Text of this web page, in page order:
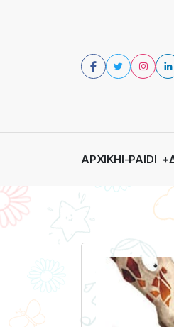
ΑΡΧΙΚΉI-PAIDI